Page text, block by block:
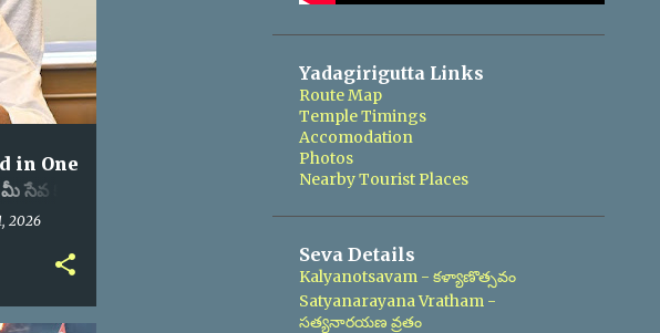
in One
సేవ కొత్త
2026
Yadagirigutta Links
Route Map
Temple Timings
Accomodation
Photos
Nearby Tourist Places
Seva Details
Kalyanotsavam - కళ్యాణొత్సవం
Satyanarayana Vratham -
సత్యనారయణ వ్రతం